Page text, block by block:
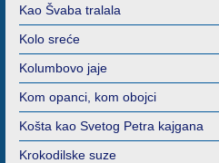
Kao Švaba tralala
Kolo sreće
Kolumbovo jaje
Kom opanci, kom obojci
Košta kao Svetog Petra kajgana
Krokodilske suze